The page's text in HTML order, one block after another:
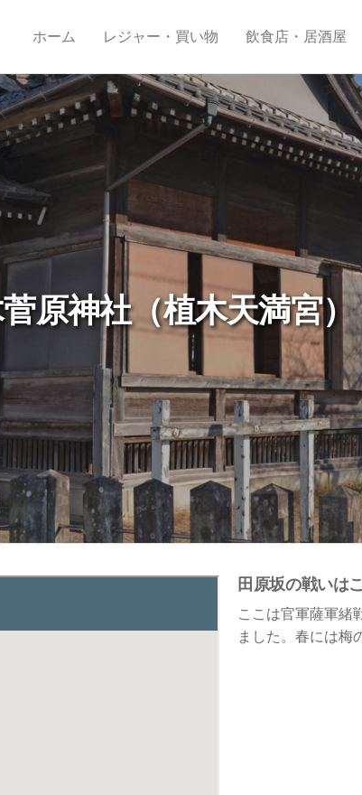
ホーム レジャー・買い物 飲食店・居酒屋
原神社（植木天満宮）
田原坂の戦いは
ここは官軍薩軍緒
ました。春には梅